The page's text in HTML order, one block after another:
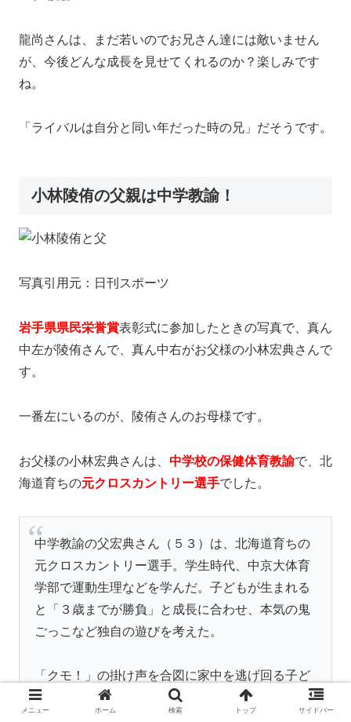
龍尚さんは、まだ若いのでお兄さん達には敵いません
が、今後どんな成長を見せてくれるのか？楽しみです
ね。
「ライバルは自分と同い年だった時の兄」 だそうです。
小林陵侑の父親は中学教諭！
写真引用元：日刊スポーツ
岩手県県民栄誉賞表彰式に参加したときの写真で、真ん
中左が陵侑さんで、真ん中右がお父様の小林宏典さんで
す。
一番左にいるのが、陵侑さんのお母様です。
お父様の小林宏典さんは、 中学校の保健体育教諭で、北
海道育ちの元クロスカントリー選手でした。
中学教諭の父宏典さん（５３）は、北海道育ちの
元クロスカントリー選手。学生時代、中京大体育
学部で運動生理などを学んだ。子どもが生まれる
と「３歳までが勝負」と成長に合わせ、本気の鬼
ごっこなど独自の遊びを考えた。
「クモ！」の掛け声を合図に家中を逃げ回る子ど
もたち。捕まればクモの巣にかかった虫のように
メニュー ホーム 検索 トップ サイドバー